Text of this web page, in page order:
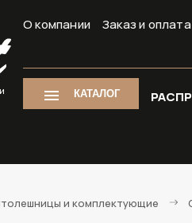
О компании Заказ и оплата
КАТАЛОГ
и комплектующие